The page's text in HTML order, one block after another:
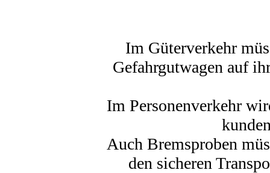
Im Güterverkehr
Gefahrgutwagen auf
Im Personenverkehr
Auch Bremsproben
den sicheren